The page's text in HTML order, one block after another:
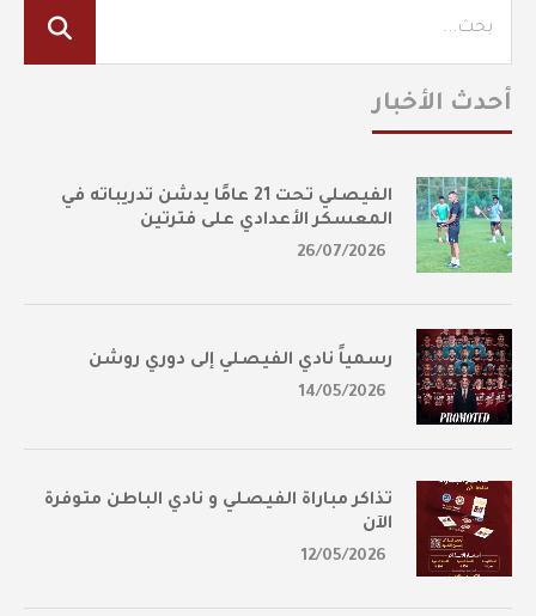
أحدث الأخبار
الفيصلي تحت 21 عامًا يدشن تدريباته في
المعسكر الأعدادي على فترتين
26/07/2026
رسمياً نادي الفيصلي إلى دوري روشن
14/05/2026
تذاكر مباراة الفيصلي و نادي الباطن متوفرة
الآن
12/05/2026